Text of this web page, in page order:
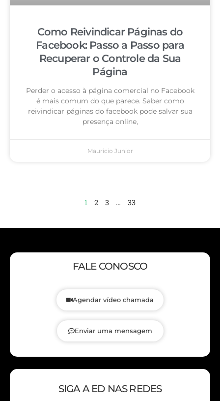
Como Reivindicar Páginas do
Facebook: Passo a Passo para
Recuperar o Controle da Sua
Página
Perder o acesso à página comercial no Facebook
é mais comum do que parece. Saber como
reivindicar páginas do facebook pode salvar sua
presença online,
Mauricio Junior
1 2 3 … 33
FALE CONOSCO
Agendar vídeo chamada
Enviar uma mensagem
SIGA A ED NAS REDES